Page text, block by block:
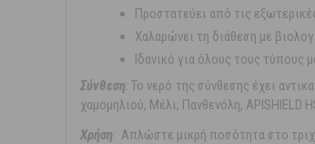
Προστατεύει από τις
Χαλαρώνει τη διάθεση με
Ιδανικό για όλους τους τύπους
Σύνθεση:Το νερό της σύνθεσης έχει
χαμομηλιού, Μέλι, Πανθενόλη, ΑPISHIELD
Χρήση: Απλώστε μικρή ποσότητα στο